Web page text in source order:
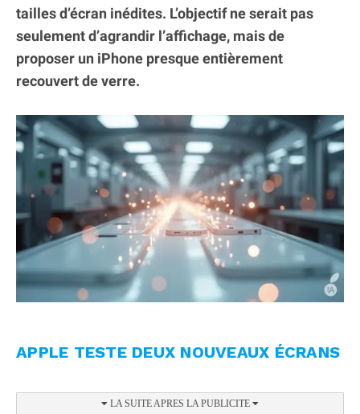
tailles d’écran inédites. L’objectif ne serait pas
seulement d’agrandir l’affichage, mais de
proposer un iPhone presque entièrement
recouvert de verre.
APPLE TESTE DEUX NOUVEAUX ÉCRANS